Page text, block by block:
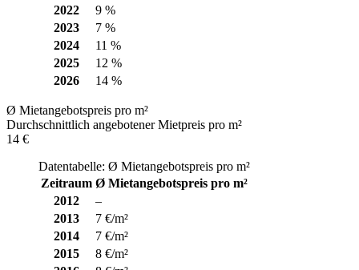
2022
9 %
2023
7 %
2024
11 %
2025
12 %
2026
14 %
Ø Mietangebotspreis pro m²
Durchschnittlich angebotener Mietpreis pro m²
14 €
Datentabelle: Ø Mietangebotspreis pro m²
Zeitraum Ø Mietangebotspreis pro m²
2012
–
2013
7 €/m²
2014
7 €/m²
2015
8 €/m²